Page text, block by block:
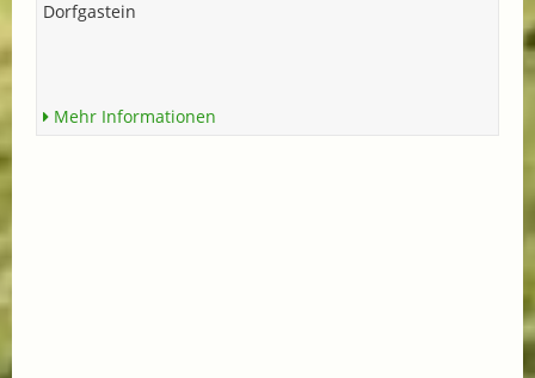
Dorfgastein
Mehr Informationen